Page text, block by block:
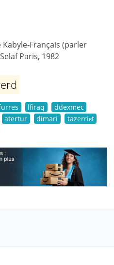
Français (parler
Paris, 1982
lfiraq
ddexmec
atertur dimari
tazerriɛt